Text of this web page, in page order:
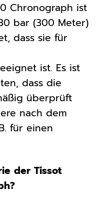
Chronograph ist
bar (300 Meter)
dass sie für
ist. Es ist
dass die
überprüft
nach dem
für einen
der Tissot